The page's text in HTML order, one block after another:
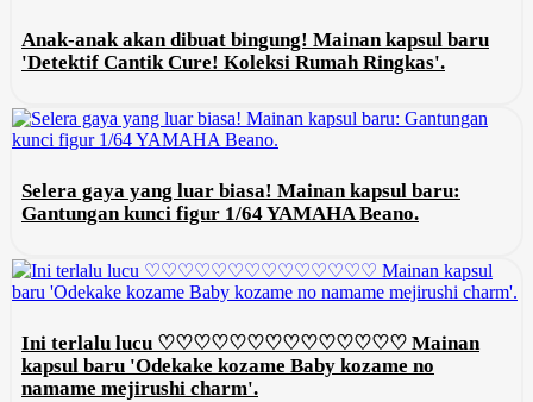
Anak-anak akan dibuat bingung! Mainan kapsul baru
'Detektif Cantik Cure! Koleksi Rumah Ringkas'.
Selera gaya yang luar biasa! Mainan kapsul baru:
Gantungan kunci figur 1/64 YAMAHA Beano.
Ini terlalu lucu ♡♡♡♡♡♡♡♡♡♡♡♡♡♡ Mainan
kapsul baru 'Odekake kozame Baby kozame no
namame mejirushi charm'.